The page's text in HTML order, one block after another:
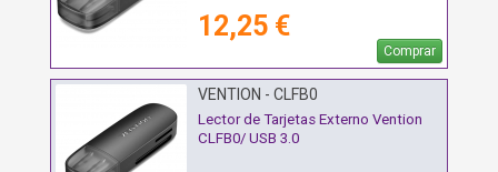
12,25 €
Comprar
VENTION - CLFB0
Lector de Tarjetas Externo Vention
CLFB0/ USB 3.0